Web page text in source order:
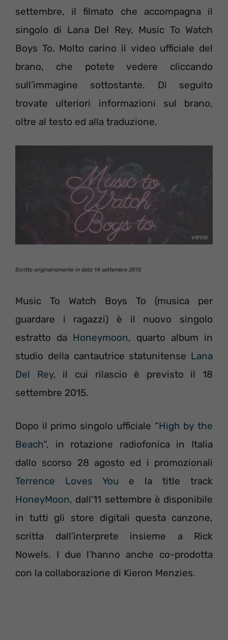
settembre, il filmato che accompagna il
singolo di Lana Del Rey, Music To Watch
Boys To. Molto carino il video ufficiale del
brano, che potete vedere cliccando
sull’immagine sottostante. Di seguito
trovate ulteriori informazioni sul brano,
oltre al testo ed alla traduzione.
Scritto originariamente in data 14 settembre 2015
Music To Watch Boys To (musica per
guardare i ragazzi) è il nuovo singolo
estratto da Honeymoon, quarto album in
studio della cantautrice statunitense Lana
Del Rey, il cui rilascio è previsto il 18
settembre 2015.
Dopo il primo singolo ufficiale “High by the
Beach“, in rotazione radiofonica in Italia
dallo scorso 28 agosto ed i promozionali
Terrence Loves You e la title track
HoneyMoon, dall’11 settembre è disponibile
in tutti gli store digitali questa canzone,
scritta dall’interprete insieme a Rick
Nowels. I due l’hanno anche co-prodotta
con la collaborazione di Kieron Menzies.